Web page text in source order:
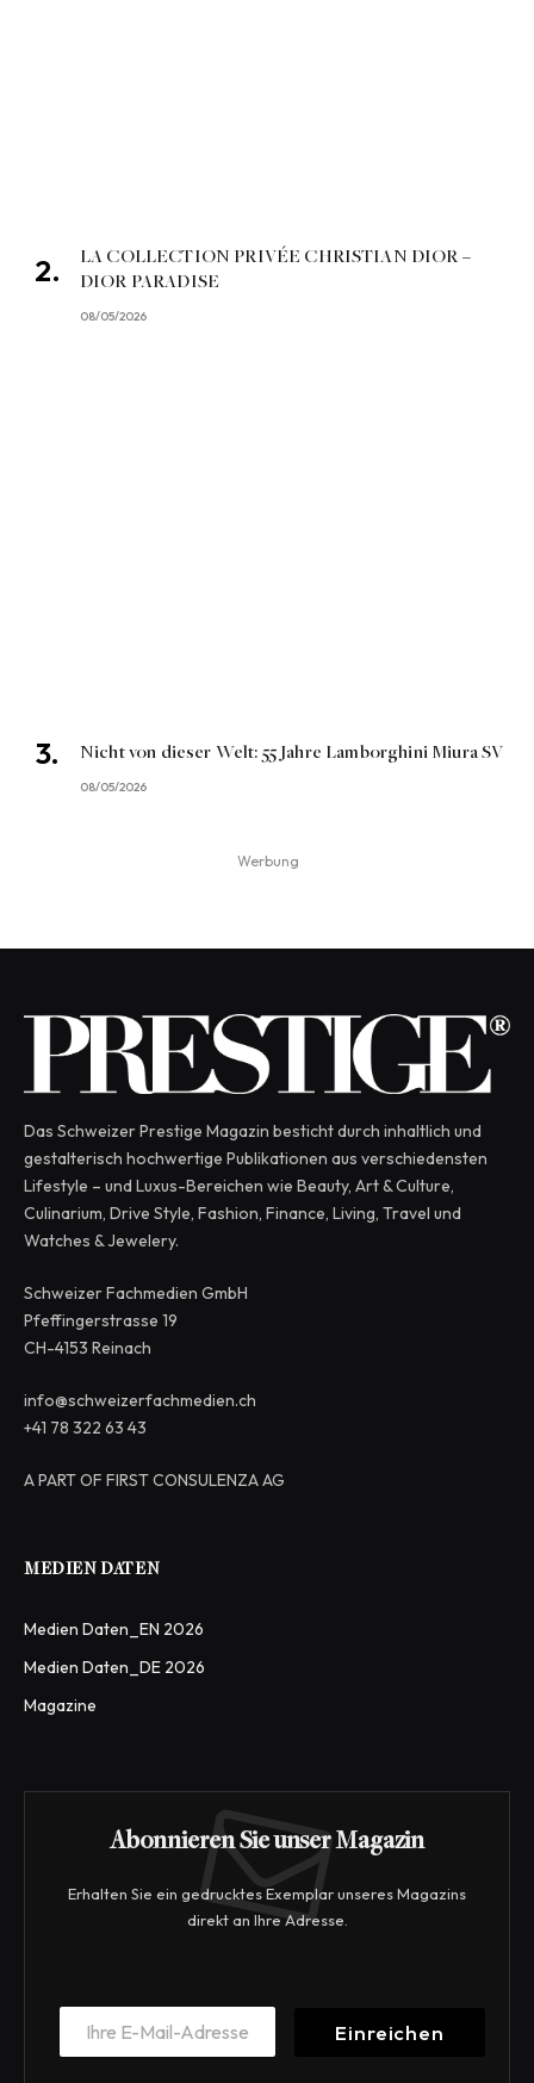
LA COLLECTION PRIVÉE CHRISTIAN DIOR –
DIOR PARADISE
08/05/2026
Nicht von dieser Welt: 55 Jahre Lamborghini Miura SV
08/05/2026
Werbung
Das Schweizer Prestige Magazin besticht durch inhaltlich und
gestalterisch hochwertige Publikationen aus verschiedensten
Lifestyle – und Luxus-Bereichen wie Beauty, Art & Culture,
Culinarium, Drive Style, Fashion, Finance, Living, Travel und
Watches & Jewelery.
Schweizer Fachmedien GmbH
Pfeffingerstrasse 19
CH-4153 Reinach
info@schweizerfachmedien.ch
+41 78 322 63 43
A PART OF FIRST CONSULENZA AG
MEDIEN DATEN
Medien Daten_EN 2026
Medien Daten_DE 2026
Magazine
Abonnieren Sie unser Magazin
Erhalten Sie ein gedrucktes Exemplar unseres Magazins
direkt an Ihre Adresse.
E
a
Einreichen